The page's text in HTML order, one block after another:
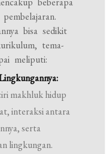
bisa sedikit
tema-
meliputi:
makhluk hidup
interaksi antara
serta
lingkungan.